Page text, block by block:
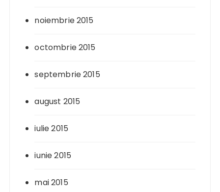
noiembrie 2015
octombrie 2015
septembrie 2015
august 2015
iulie 2015
iunie 2015
mai 2015